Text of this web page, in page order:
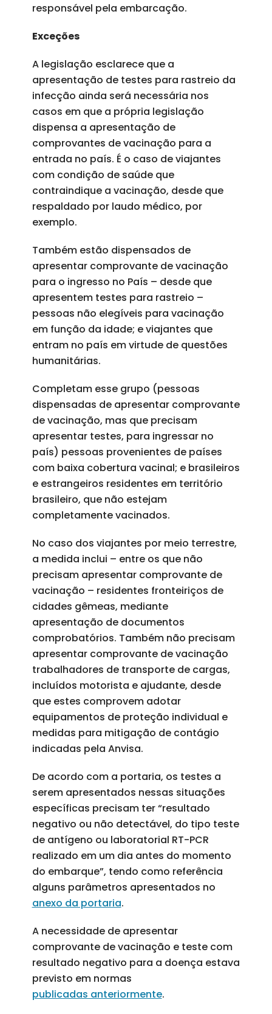
responsável pela embarcação.
Exceções
A legislação esclarece que a
apresentação de testes para rastreio da
infecção ainda será necessária nos
casos em que a própria legislação
dispensa a apresentação de
comprovantes de vacinação para a
entrada no país. É o caso de viajantes
com condição de saúde que
contraindique a vacinação, desde que
respaldado por laudo médico, por
exemplo.
Também estão dispensados de
apresentar comprovante de vacinação
para o ingresso no País – desde que
apresentem testes para rastreio –
pessoas não elegíveis para vacinação
em função da idade; e viajantes que
entram no país em virtude de questões
humanitárias.
Completam esse grupo (pessoas
dispensadas de apresentar comprovante
de vacinação, mas que precisam
apresentar testes, para ingressar no
país) pessoas provenientes de países
com baixa cobertura vacinal; e brasileiros
e estrangeiros residentes em território
brasileiro, que não estejam
completamente vacinados.
No caso dos viajantes por meio terrestre,
a medida inclui – entre os que não
precisam apresentar comprovante de
vacinação – residentes fronteiriços de
cidades gêmeas, mediante
apresentação de documentos
comprobatórios. Também não precisam
apresentar comprovante de vacinação
trabalhadores de transporte de cargas,
incluídos motorista e ajudante, desde
que estes comprovem adotar
equipamentos de proteção individual e
medidas para mitigação de contágio
indicadas pela Anvisa.
De acordo com a portaria, os testes a
serem apresentados nessas situações
específicas precisam ter “resultado
negativo ou não detectável, do tipo teste
de antígeno ou laboratorial RT-PCR
realizado em um dia antes do momento
do embarque”, tendo como referência
alguns parâmetros apresentados no
anexo da portaria.
A necessidade de apresentar
comprovante de vacinação e teste com
resultado negativo para a doença estava
previsto em normas
publicadas anteriormente.